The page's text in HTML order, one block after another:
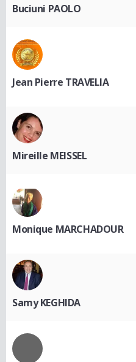
Buciuni PAOLO
Jean Pierre TRAVELIA
Mireille MEISSEL
Monique MARCHADOUR
Samy KEGHIDA